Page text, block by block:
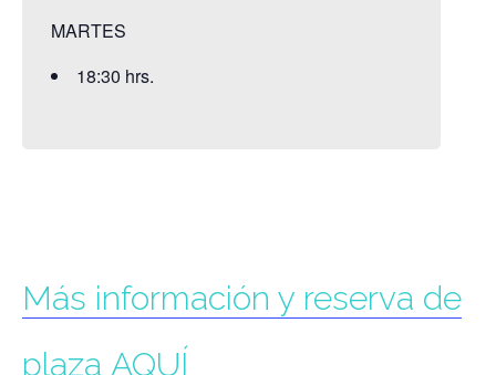
MARTES
18:30 hrs.
Más información y reserva de
plaza AQUÍ